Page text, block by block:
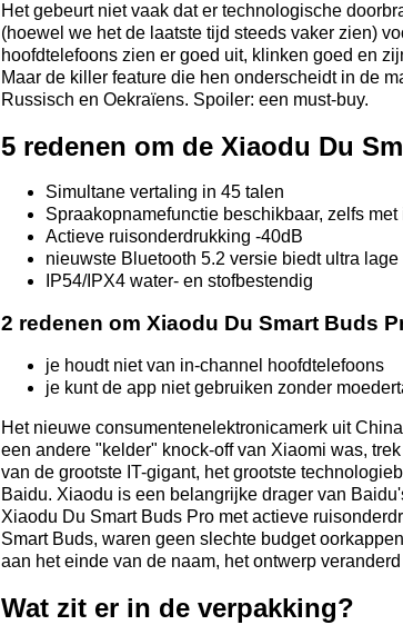
Het gebeurt niet vaak dat er technologische
(hoewel we het de laatste tijd steeds vaker zien)
hoofdtelefoons zien er goed uit, klinken goed en
Maar de killer feature die hen onderscheidt in de
Russisch en Oekraïens. Spoiler: een must-buy.
5 redenen om de Xiaodu Du
Simultane vertaling in 45 talen
Spraakopnamefunctie beschikbaar, zelfs met
Actieve ruisonderdrukking -40dB
nieuwste Bluetooth 5.2 versie biedt ultra lage
IP54/IPX4 water- en stofbestendig
2 redenen om Xiaodu Du Smart Buds
je houdt niet van in-channel hoofdtelefoons
je kunt de app niet gebruiken zonder
Het nieuwe consumentenelektronicamerk uit
een andere "kelder" knock-off van Xiaomi was,
van de grootste IT-gigant, het grootste
Baidu. Xiaodu is een belangrijke drager van
Xiaodu Du Smart Buds Pro met actieve
Smart Buds, waren geen slechte budget
aan het einde van de naam, het ontwerp
Wat zit er in de verpakking?